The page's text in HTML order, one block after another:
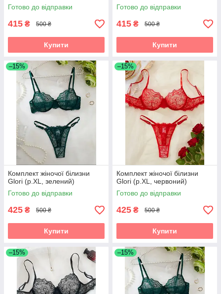
Готово до відправки
415 ₴ 500 ₴
Купити
Готово до відправки
415 ₴ 500 ₴
Купити
–15%
Комплект жіночої білизни
Glori (р.XL, зелений)
Готово до відправки
425 ₴ 500 ₴
Купити
–15%
Комплект жіночої білизни
Glori (р.XL, червоний)
Готово до відправки
425 ₴ 500 ₴
Купити
–15% –15%